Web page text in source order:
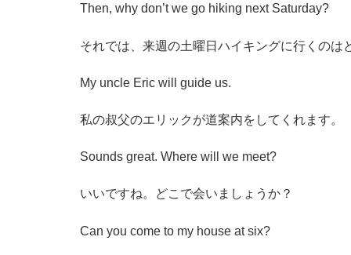
Then, why don’t we go hiking next Saturday?
それでは、来週の土曜日ハイキングに行くのは
My uncle Eric will guide us.
私の叔父のエリックが道案内をしてくれます。
Sounds great. Where will we meet?
いいですね。どこで会いましょうか？
Can you come to my house at six?